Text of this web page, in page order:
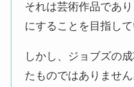
それは芸術作品であ
にすることを目指して
しかし、ジョブズの
たものではありませ